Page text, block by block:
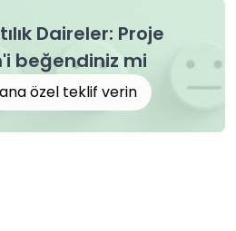
Daireler: Proje
beğendiniz mi
özel teklif verin